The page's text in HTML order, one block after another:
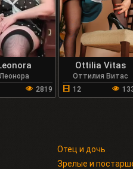
Леонора
2819
Ottilia Vitas
Оттилия Витас
12
Отец и дочь
Зрелые и